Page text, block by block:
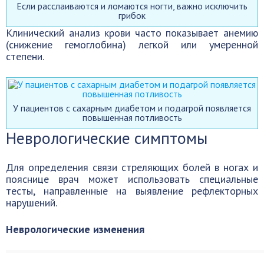
Если расслаиваются и ломаются ногти, важно исключить
грибок
Клинический анализ крови часто показывает анемию
(снижение гемоглобина) легкой или умеренной
степени.
У пациентов с сахарным диабетом и подагрой появляется
повышенная потливость
Неврологические симптомы
Для определения связи стреляющих болей в ногах и
пояснице врач может использовать специальные
тесты, направленные на выявление рефлекторных
нарушений.
Неврологические изменения